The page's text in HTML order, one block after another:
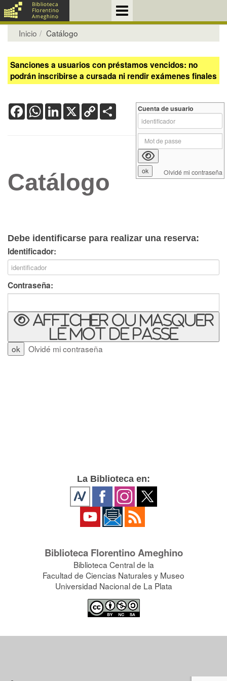
Inicio Catálogo
Sanciones a usuarios con préstamos vencidos: no
podrán inscribirse a cursada ni rendir exámenes finales
FacebookWhatsApp
LinkedIn
X Copy
Link
Catálogo
Debe identificarse para realizar una reserva:
Identificador:
Contraseña:
Afficher ou masquer
le mot de passe
Olvidé mi contraseña
Cuenta de usuario
Olvidé mi contraseña
La Biblioteca en:
Biblioteca Florentino Ameghino
Biblioteca Central de la
Facultad de Ciencias Naturales y Museo
Universidad Nacional de La Plata